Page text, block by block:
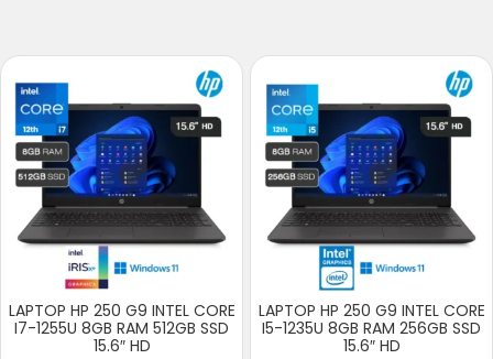
LAPTOP HP 250 G9 INTEL CORE
I7-1255U 8GB RAM 512GB SSD
15.6″ HD
LAPTOP HP 250 G9 INTEL CORE
I5-1235U 8GB RAM 256GB SSD
15.6″ HD